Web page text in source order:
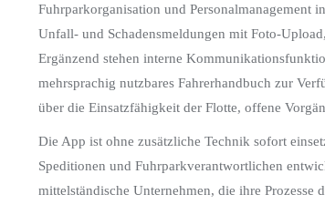
Fuhrparkorganisation und Personalmanagement
Unfall- und Schadensmeldungen mit Foto-
Ergänzend stehen interne
mehrsprachig nutzbares Fahrerhandbuch zur
über die Einsatzfähigkeit der Flotte, offene
Die App ist ohne zusätzliche Technik sofort
Speditionen und Fuhrparkverantwortlichen
mittelständische Unternehmen, die ihre